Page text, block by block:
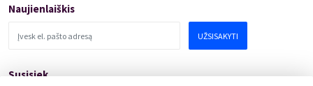
Domino Teatro Spektakliai
Naujienlaiškis
UŽSISAKYTI
Susisiek